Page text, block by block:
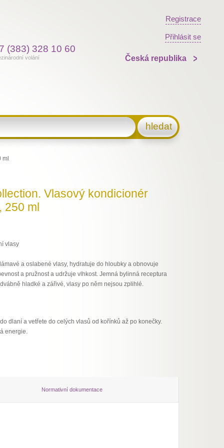
(383) 328 10 60
volání
Registrace
Přihlásit se
Česká republika
hledat
Vlasový kondicionér
250 ml
vlasy
a oslabené vlasy, hydratuje do hloubky a obnovuje
a pružnost a udržuje vlhkost. Jemná bylinná receptura
hladké a zářivé, vlasy po něm nejsou zplihlé.
dlaní a vetřete do celých vlasů od kořínků až po konečky.
energie.
Normativní dokumentace